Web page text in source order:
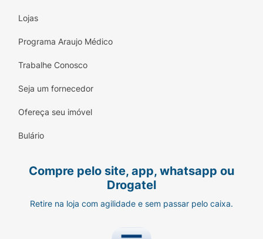
Lojas
Programa Araujo Médico
Trabalhe Conosco
Seja um fornecedor
Ofereça seu imóvel
Bulário
Compre pelo site, app, whatsapp ou
Drogatel
Retire na loja com agilidade e sem passar pelo caixa.